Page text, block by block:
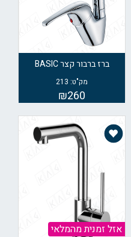
ברז ברבור קצר BASIC
מק"ט: 213
₪260
אזל זמנית מהמלאי